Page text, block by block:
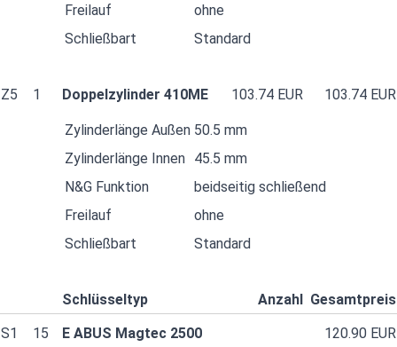
Freilauf
ohne
Schließbart
Standard
Z5 1 Doppelzylinder 410ME 103.74 EUR 103.74 EUR
Zylinderlänge Außen 50.5 mm
Zylinderlänge Innen 45.5 mm
N&G Funktion
beidseitig schließend
Freilauf
ohne
Schließbart
Standard
Schlüsseltyp Anzahl Gesamtpreis
S1
15 E ABUS Magtec 2500
120.90 EUR